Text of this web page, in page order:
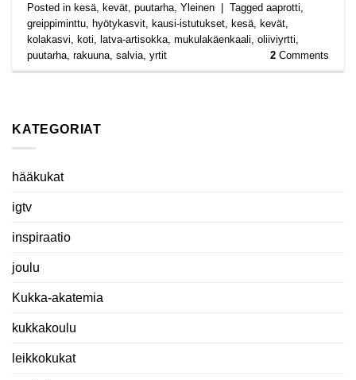
KATEGORIAT
hääkukat
igtv
inspiraatio
joulu
Kukka-akatemia
kukkakoulu
leikkokukat
Posted in kesä kevät ,puutarha ,Yleinen Taggedaaprotti
greippiminttu
hyötykasvit kausi-istutukset kesä kevät
kolakasvi
koti latva-artisokka ,mukulakäenkaali ,oliiviyrtti
puutarha ,rakuuna ,salvia ,yrtit 2Comments